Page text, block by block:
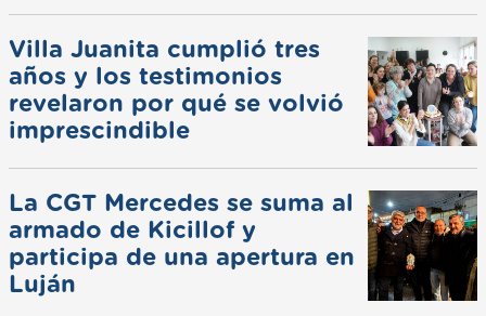
Villa Juanita cumplió tres
años y los testimonios
revelaron por qué se volvió
imprescindible
La CGT Mercedes se suma al
armado de Kicillof y
participa de una apertura en
Luján